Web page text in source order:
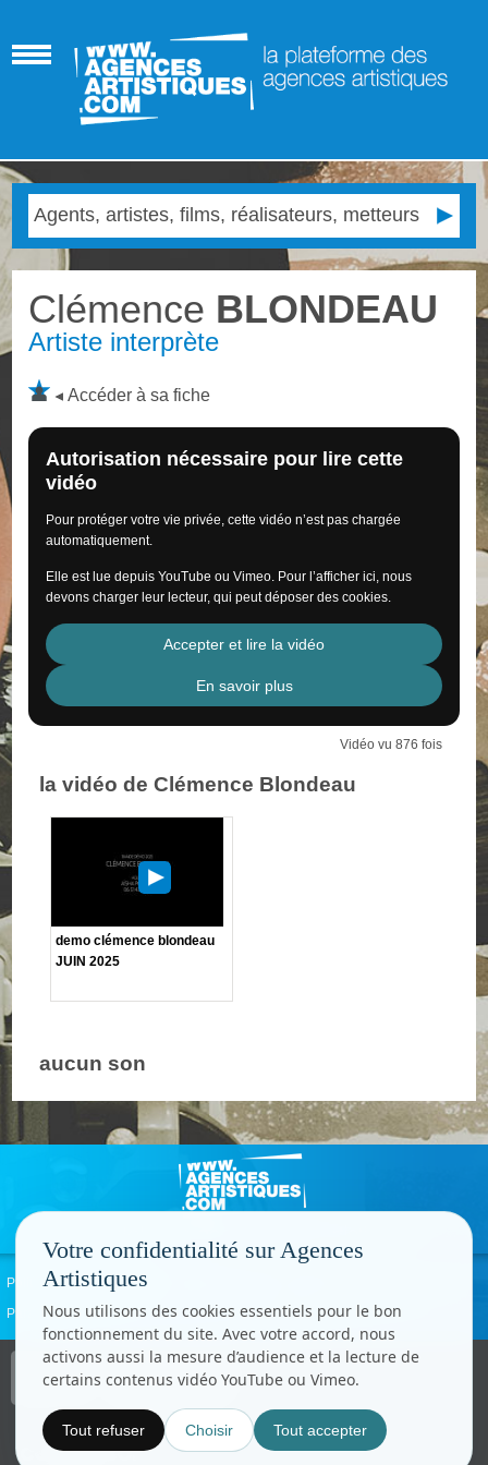
Clémence BLONDEAU
Artiste interprète
Accéder à sa fiche
Autorisation nécessaire pour lire cette
vidéo
Pour protéger votre vie privée, cette vidéo n’est pas chargée
automatiquement.
Elle est lue depuis YouTube ou Vimeo. Pour l’afficher ici, nous
devons charger leur lecteur, qui peut déposer des cookies.
Accepter et lire la vidéo
En savoir plus
Vidéo vu 876 fois
la vidéo de Clémence Blondeau
demo clémence blondeau
JUIN 2025
aucun son
Politique de confidentialité
Paramètres cookies
Copyright © CC.Comunication
Tous droits réservés
Votre confidentialité sur Agences
Artistiques
Nous utilisons des cookies essentiels pour le bon
fonctionnement du site. Avec votre accord, nous
activons aussi la mesure d’audience et la lecture de
certains contenus vidéo YouTube ou Vimeo.
Tout refuser Choisir Tout accepter